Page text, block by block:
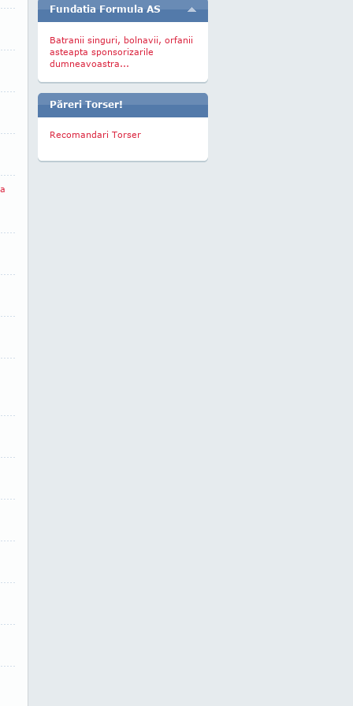
Fundatia Formula AS
Batranii singuri, bolnavii, orfanii
asteapta sponsorizarile
dumneavoastra...
Păreri Torser!
Recomandari Torser